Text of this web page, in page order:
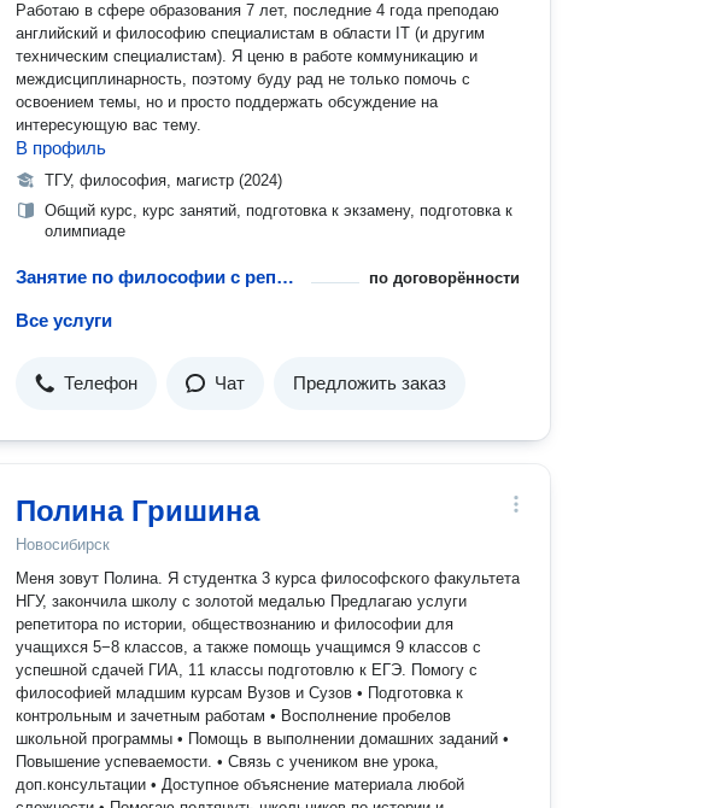
Работаю в сфере образования 7 лет, последние 4 года преподаю
английский и философию специалистам в области IT (и другим
техническим специалистам). Я ценю в работе коммуникацию и
междисциплинарность, поэтому буду рад не только помочь с
освоением темы, но и просто поддержать обсуждение на
интересующую вас тему.
В профиль
ТГУ, философия, магистр (2024)
Общий курс, курс занятий, подготовка к экзамену, подготовка к
олимпиаде
Занятие по философии с репетитором по договорённости
Все услуги
Телефон Чат Предложить заказ
Полина Гришина
Новосибирск
Меня зовут Полина. Я студентка 3 курса философского факультета
НГУ, закончила школу с золотой медалью Предлагаю услуги
репетитора по истории, обществознанию и философии для
учащихся 5−8 классов, а также помощь учащимся 9 классов с
успешной сдачей ГИА, 11 классы подготовлю к ЕГЭ. Помогу с
философией младшим курсам Вузов и Сузов • Подготовка к
контрольным и зачетным работам • Восполнение пробелов
школьной программы • Помощь в выполнении домашних заданий •
Повышение успеваемости. • Связь с учеником вне урока,
доп.консультации • Доступное объяснение материала любой